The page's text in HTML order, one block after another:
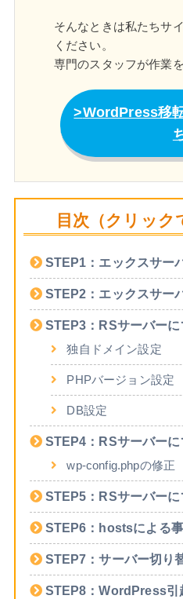
そんなときは私たちサ
ください。
専門のスタッフが作業
WordPress移
目次（クリック
STEP1：エックスサー
STEP2：エックスサー
STEP3：RSサーバー
独自ドメイン設定
PHPバージョン設定
DB設定
STEP4：RSサーバー
wp-config.phpの修正
STEP5：RSサーバー
STEP6：hostsによる
STEP7：サーバー切り
STEP8：WordPress引